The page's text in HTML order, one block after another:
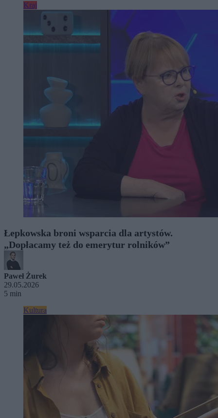
Kraj
Łepkowska broni wsparcia dla artystów.
„Dopłacamy też do emerytur rolników”
Paweł Żurek
29.05.2026
5 min
Kultura